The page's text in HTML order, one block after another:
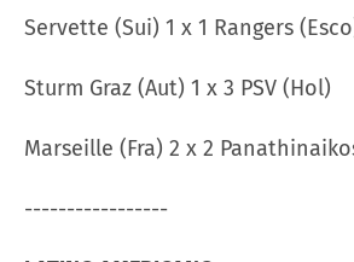
Servette (Sui) 1 x 1 Rangers
Sturm Graz (Aut) 1 x 3 PSV (Hol)
Marseille (Fra) 2 x 2
-----------------